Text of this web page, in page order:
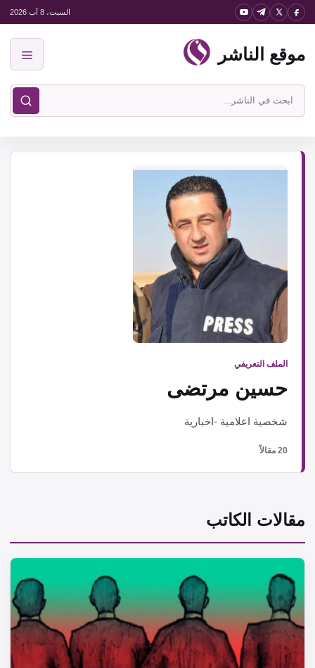
انتقل
المحتوى
السبت، 8 آب 2026
موقع الناشر
ابحث
في
الناشر
الملف التعريفي
حسين مرتضى
شخصية اعلامية -اخبارية
20 مقالاً
مقالات الكاتب